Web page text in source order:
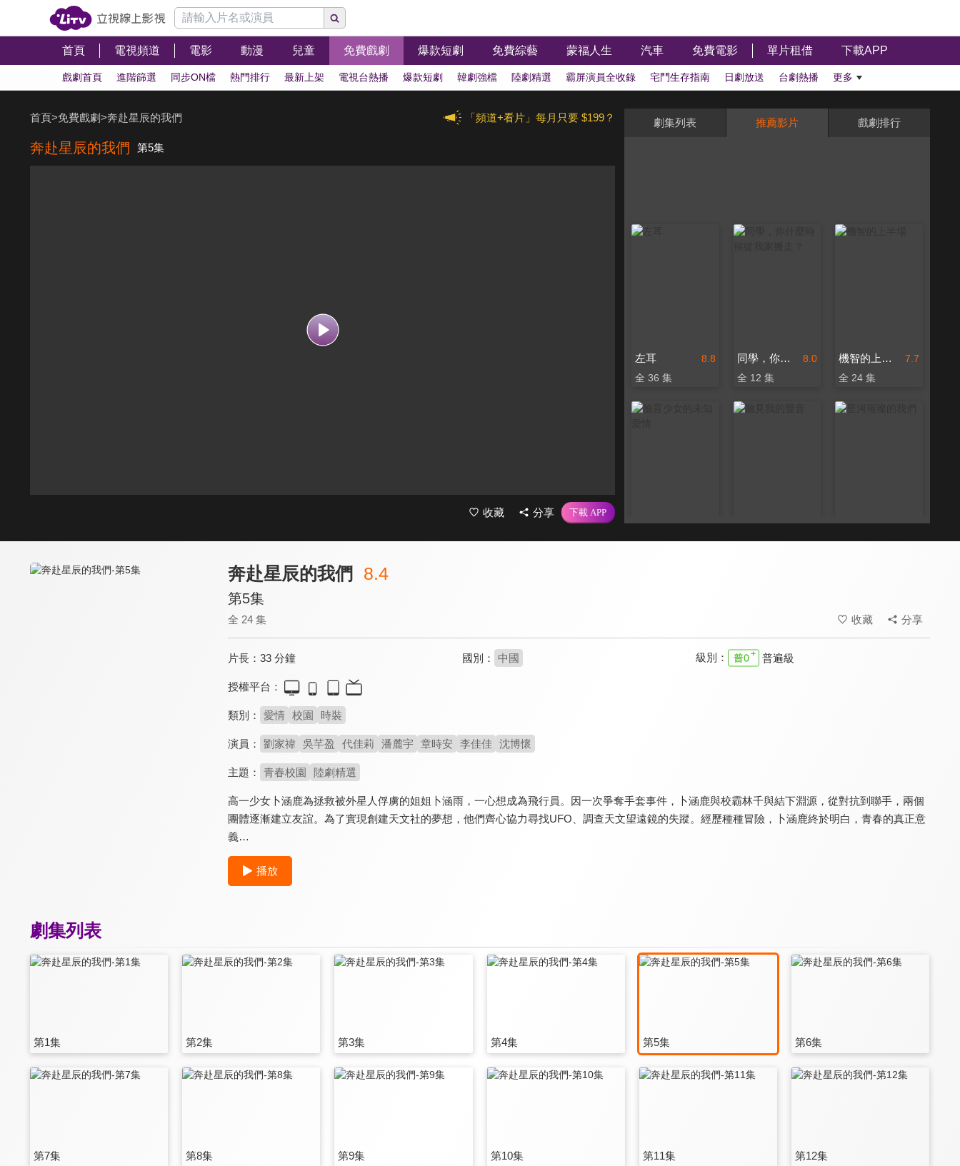
首頁 電視頻道 電影 動漫 兒童 免費戲劇 爆款短劇 免費綜藝 蒙福人生 汽車 免費電影 單片租借 下載APP
戲劇首頁 進階篩選 同步ON檔 熱門排行 最新上架 電視台熱播 爆款短劇 韓劇強檔 陸劇精選 霸屏演員全收錄 宅鬥生存指南 日劇放送 台劇熱播 更多
「頻道+看片」每月只要 $199？
首頁>免費戲劇>奔赴星辰的我們
奔赴星辰的我們 第5集
收藏 分享
劇集列表 推薦影片 戲劇排行
8.8
左耳
全 36 集
8.0
同學，你什麼時候從我家搬走？
全 12 集
7.7
機智的上半場
全 24 集
奔赴星辰的我們 8.4
第5集
全 24 集 收藏 分享
片長： 33 分鐘 國別： 中國 級別： 普遍級
授權平台：
類別： 愛情 校園 時裝
演員： 劉家禕 吳芊盈 代佳莉 潘麓宇 章時安 李佳佳 沈博懷
主題： 青春校園 陸劇精選
高一少女卜涵鹿為拯救被外星人俘虜的姐姐卜涵雨，一心想成為飛行員。因一次爭奪手套事件，卜涵鹿與校霸林千與結下淵源，從對抗到聯手，兩個
團體逐漸建立友誼。為了實現創建天文社的夢想，他們齊心協力尋找UFO、調查天文望遠鏡的失蹤。經歷種種冒險，卜涵鹿終於明白，青春的真正意
義…
播放
劇集列表
第1集 第2集 第3集 第4集 第5集 第6集
第7集 第8集 第9集 第10集 第11集 第12集